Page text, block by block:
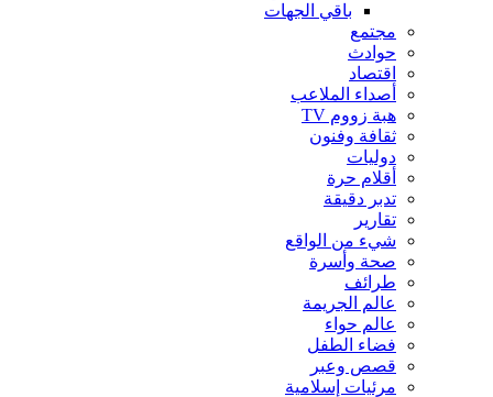
باقي الجهات
مجتمع
حوادث
اقتصاد
أصداء الملاعب
هبة زووم TV
ثقافة وفنون
دوليات
أقلام حرة
تدبر دقيقة
تقارير
شيء من الواقع
صحة وأسرة
طرائف
عالم الجريمة
عالم حواء
فضاء الطفل
قصص وعبر
مرئيات إسلامية